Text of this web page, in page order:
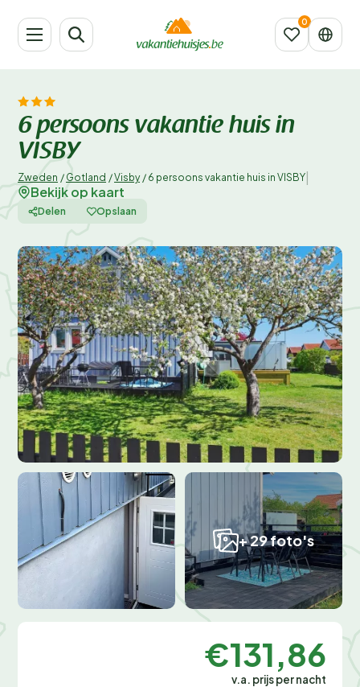
6 persoons vakantie huis in
VISBY
Zweden / Gotland /Visby / 6 persoons vakantie huis in VISBY
Bekijk op kaart
Delen Opslaan
+ 29 foto's
€131,86
v.a. prijs per nacht